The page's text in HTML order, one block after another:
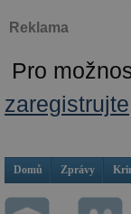
Reklama
Pro
zaregistrujte
Domů Zprávy